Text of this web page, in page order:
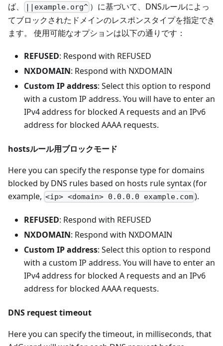
ば、
||example.org^ ）に基づいて、DNSルールによっ
てブロックされたドメインのレスポンスタイプを指定でき
ます。 使用可能なオプションは以下の通りです：
REFUSED: Respond with REFUSED
NXDOMAIN: Respond with NXDOMAIN
Custom IP address: Select this option to respond
with a custom IP address. You will have to enter an
IPv4 address for blocked A requests and an IPv6
address for blocked AAAA requests.
hostsルール用ブロックモード
Here you can specify the response type for domains
blocked by DNS rules based on hosts rule syntax (for
example, <ip> <domain> 0.0.0.0 example.com).
REFUSED: Respond with REFUSED
NXDOMAIN: Respond with NXDOMAIN
Custom IP address: Select this option to respond
with a custom IP address. You will have to enter an
IPv4 address for blocked A requests and an IPv6
address for blocked AAAA requests.
DNS request timeout
Here you can specify the timeout, in milliseconds, that